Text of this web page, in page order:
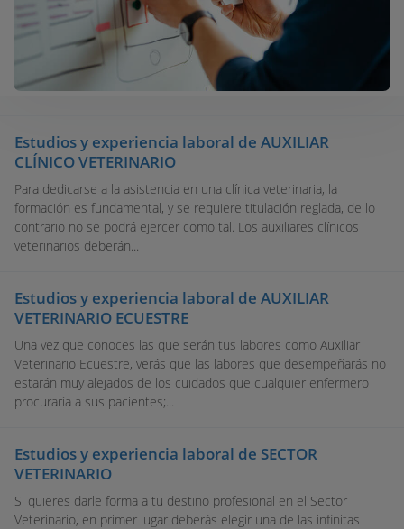
Estudios y experiencia laboral de AUXILIAR
CLÍNICO VETERINARIO
Para dedicarse a la asistencia en una clínica veterinaria, la
formación es fundamental, y se requiere titulación reglada, de lo
contrario no se podrá ejercer como tal. Los auxiliares clínicos
veterinarios deberán...
Estudios y experiencia laboral de AUXILIAR
VETERINARIO ECUESTRE
Una vez que conoces las que serán tus labores como Auxiliar
Veterinario Ecuestre, verás que las labores que desempeñarás no
estarán muy alejados de los cuidados que cualquier enfermero
procuraría a sus pacientes;...
Estudios y experiencia laboral de SECTOR
VETERINARIO
Si quieres darle forma a tu destino profesional en el Sector
Veterinario, en primer lugar deberás elegir una de las infinitas